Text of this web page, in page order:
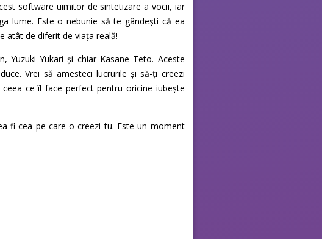
software uimitor de sintetizare a vocii, iar
lume. Este o nebunie să te gândești că ea
atât de diferit de viața reală!
Yuzuki Yukari și chiar Kasane Teto. Aceste
Vrei să amesteci lucrurile și să-ți creezi
ce îl face perfect pentru oricine iubește
fi cea pe care o creezi tu. Este un moment